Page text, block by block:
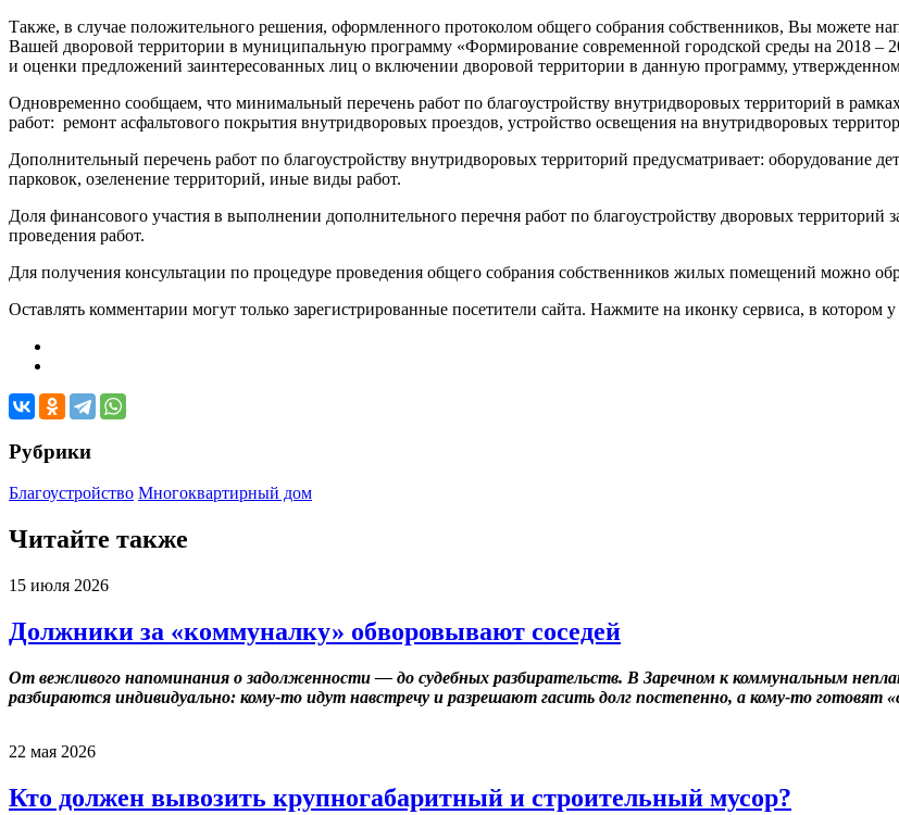
Также, в случае положительного решения, оформленного протоколом общего собрания собственников, Вы можете
Вашей дворовой территории в муниципальную программу «Формирование современной городской среды на 2018 –
и оценки предложений заинтересованных лиц о включении дворовой территории в данную программу,
Одновременно сообщаем, что минимальный перечень работ по благоустройству внутридворовых территорий в
работ: ремонт асфальтового покрытия внутридворовых проездов, устройство освещения на внутридворовых
Дополнительный перечень работ по благоустройству внутридворовых территорий предусматривает: оборудование
парковок, озеленение территорий, иные виды работ.
Доля финансового участия в выполнении дополнительного перечня работ по благоустройству дворовых
проведения работ.
Для получения консультации по процедуре проведения общего собрания собственников жилых помещений можно
Оставлять комментарии могут только зарегистрированные посетители сайта. Нажмите на иконку сервиса, в котором у
Рубрики
Благоустройство Многоквартирный дом
Читайте также
15 июля 2026
Должники за «коммуналку» обворовывают соседей
От вежливого напоминания о задолженности — до судебных разбирательств. В Заречном к коммунальным
разбираются индивидуально: кому-то идут навстречу и разрешают гасить долг постепенно, а кому-то готовят
22 мая 2026
Кто должен вывозить крупногабаритный и строительный мусор?